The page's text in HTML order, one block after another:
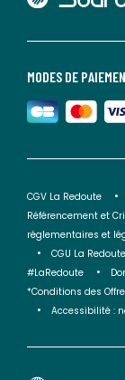
MODES DE
CGV La Redoute
Référencement et
réglementaires et
CGU La Redoute
#LaRedoute
*Conditions des
Accessibilité :